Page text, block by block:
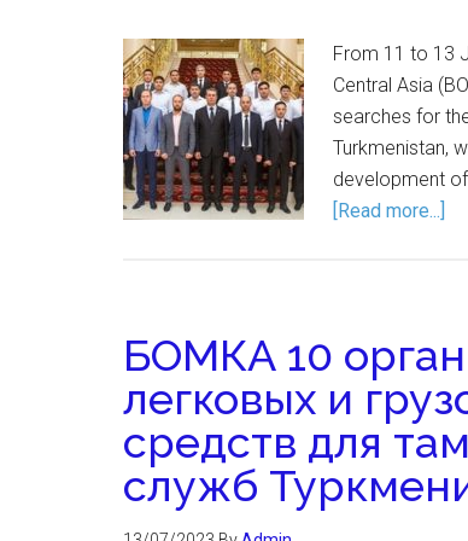
From 11 to 13
Central Asia
searches for
Turkmenistan,
development
[Read more...]
БОМКА 10
легковых и
средств для
служб